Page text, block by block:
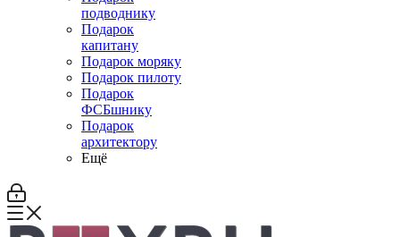
подводнику
Подарок
капитану
Подарок моряку
Подарок пилоту
Подарок
ФСБшнику
Подарок
архитектору
Ещё